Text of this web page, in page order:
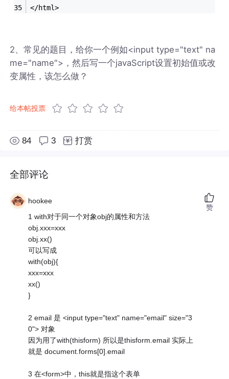
</html>
2、常见的题目，给你一个例如<input type="text" na
me="name">，然后写一个javaScript设置初始值或改
变属性，该怎么做？
给本帖投票
84 3 打赏
全部评论
hookee
1 with对于同一个对象obj的属性和方法
obj.xxx=xxx
obj.xx()
可以写成
with(obj){
xxx=xxx
xx()
}
2 email 是 <input type="text" name="email" size="3
0"> 对象
因为用了with(thisform) 所以是thisform.email 实际上
就是 document.forms[0].email
3 在<form>中，this就是指这个表单
赞